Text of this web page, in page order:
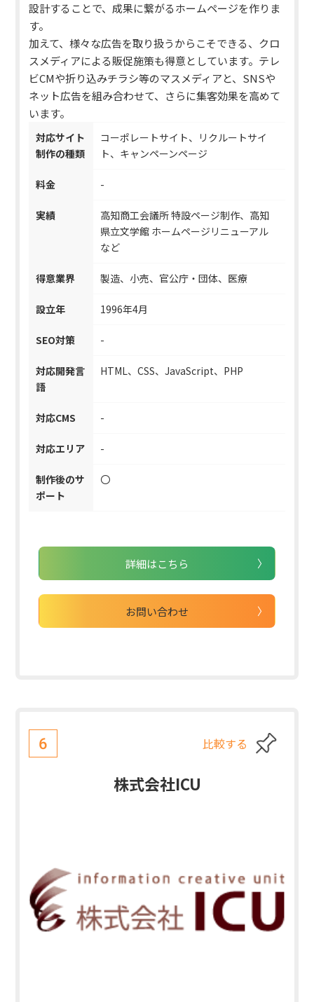
設計することで、成果に繋がるホームページを作りま
す。
加えて、様々な広告を取り扱うからこそできる、クロ
スメディアによる販促施策も得意としています。 テレ
ビCMや折り込みチラシ等のマスメディアと、SNSや
ネット広告を組み合わせて、さらに集客効果を高めて
います。
対応サイト
制作の種類
コーポレートサイト、リクルートサイ
ト、キャンペーンページ
料金 -
実績
高知商工会議所 特設ページ制作、高知
県立文学館 ホームページリニューアル
など
得意業界 製造、小売、官公庁・団体、医療
設立年 1996年4月
SEO対策 -
対応開発言
語
HTML、CSS、JavaScript、PHP
対応CMS -
対応エリア -
制作後のサ
ポート
〇
詳細はこちら
お問い合わせ
6 比較する
株式会社ICU